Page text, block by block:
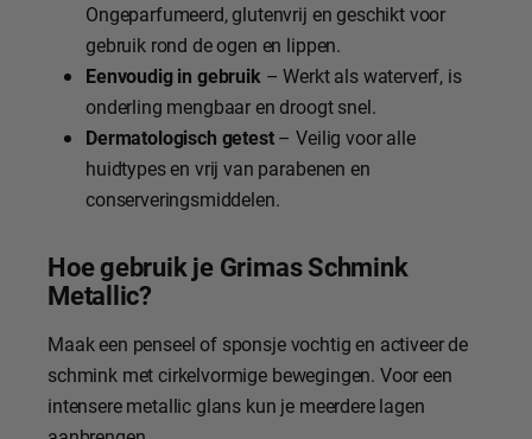
Ongeparfumeerd, glutenvrij en geschikt voor
gebruik rond de ogen en lippen.
Eenvoudig in gebruik – Werkt als waterverf, is
onderling mengbaar en droogt snel.
Dermatologisch getest– Veilig voor alle
huidtypes en vrij van parabenen en
conserveringsmiddelen.
Hoe gebruik je Grimas Schmink
Metallic?
Maak een penseel of sponsje vochtig en activeer de
schmink met cirkelvormige bewegingen. Voor een
intensere metallic glans kun je meerdere lagen